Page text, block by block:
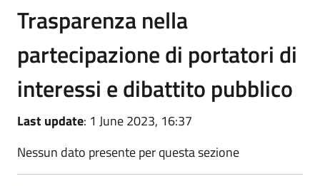
Trasparenza nella
partecipazione di portatori di
interessi e dibattito pubblico
Last update: 1 June 2023, 16:37
Nessun dato presente per questa sezione